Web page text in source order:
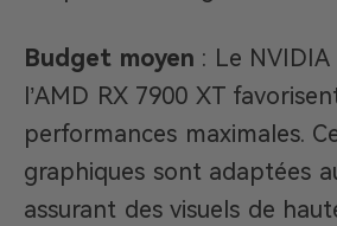
Budget moyen : Le NVIDIA
l’AMD RX 7900 XT
performances maximales.
graphiques sont adaptées
assurant des visuels de